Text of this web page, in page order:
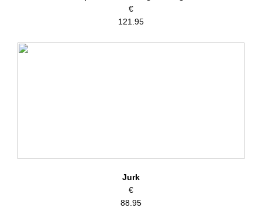
€
121.95
Jurk
€
88.95